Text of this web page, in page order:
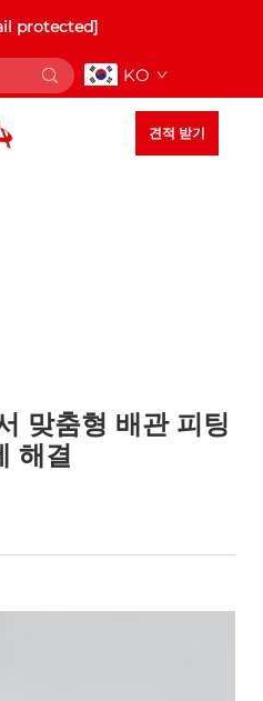
protected]
KO
견적 받기
맞춤형 배관 피팅
해결